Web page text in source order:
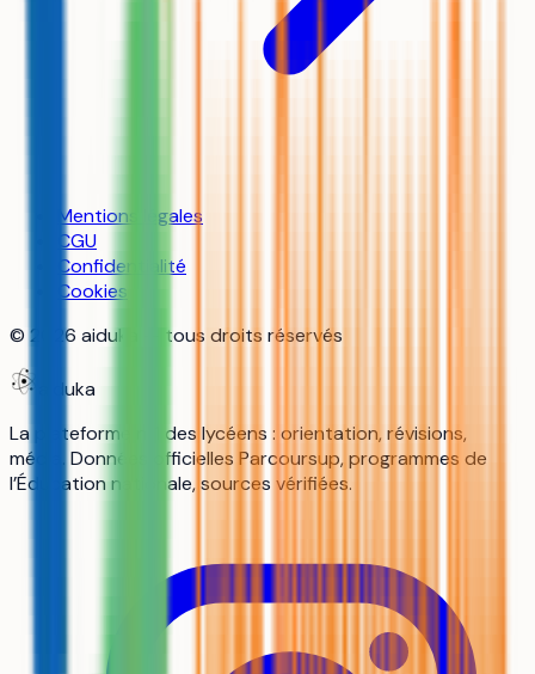
Mentions légales
CGU
Confidentialité
Cookies
© 2026 aiduka — tous droits réservés
aiduka
La plateforme n°1 des lycéens : orientation, révisions,
média. Données officielles Parcoursup, programmes de
l’Éducation nationale, sources vérifiées.